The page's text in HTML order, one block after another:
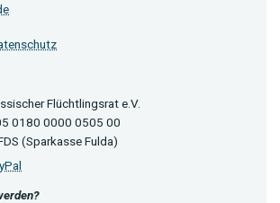
Flüchtlingsrat e.V.
0180 0000 0505 00
(Sparkasse Fulda)